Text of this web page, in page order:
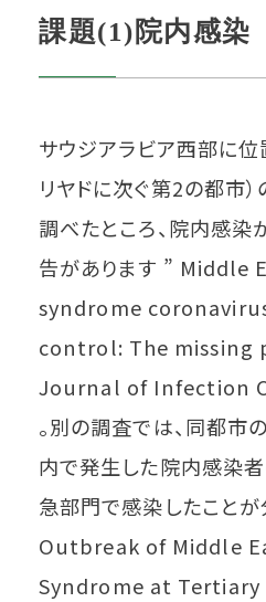
課題(1)院内感染
サウジアラビア西部に位
リヤドに次ぐ第2の都市
調べたところ、院内感染
告があります ”
syndrome
control: The missing
Journal of Infection
。別の調査では、同都
内で発生した院内感染者
急部門で感染したことが
Outbreak of Middle
Syndrome at